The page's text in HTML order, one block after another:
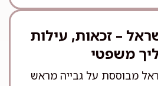
– זכאות, עילות
משפטי
מבוססת על גבייה מראש